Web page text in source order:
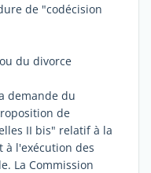
de "codécision
du divorce
demande du
de
II bis" relatif à la
à l'exécution des
La Commission